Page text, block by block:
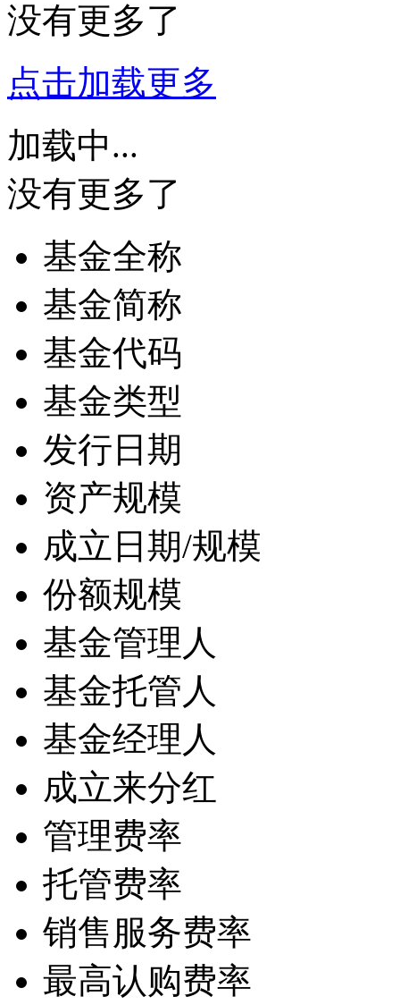
没有更多了
点击加载更多
加载中...
没有更多了
基金全称
基金简称
基金代码
基金类型
发行日期
资产规模
成立日期/规模
份额规模
基金管理人
基金托管人
基金经理人
成立来分红
管理费率
托管费率
销售服务费率
最高认购费率